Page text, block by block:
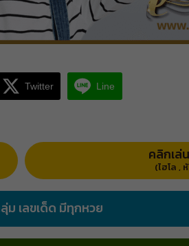
Twitter Line
คลิกเล่
(ไฮโล ,
ม เลขเด็ด มีทุกหวย